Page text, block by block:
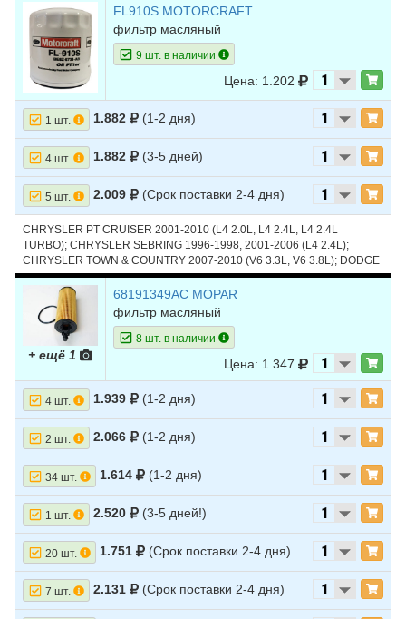
DODGE STRATUS 1995-2006 (L4 2.4L, L4 2.4L TURBO); FORD
ESCAPE 2005-2016 (L4 2.3L, L4 2.5L); FORD FOCUS 2004-2007 (L4
2.0L, L4 2.3L); JEEP LIBERTY 2002-2005 (L4 2.4L); JEEP WRANGLER
2003-2011 (L4 2.4L, V6 3.8L); ГАЗ VOLGA SIBER 2008-2010 (L4 2.4L)
FL910S MOTORCRAFT
фильтр масляный
9 шт. в наличии
Цена: 1.202
1 шт. 1.882 (1-2 дня)
4 шт. 1.882 (3-5 дней)
5 шт. 2.009 (Срок поставки 2-4 дня)
CHRYSLER PT CRUISER 2001-2010 (L4 2.0L, L4 2.4L, L4 2.4L
TURBO); CHRYSLER SEBRING 1996-1998, 2001-2006 (L4 2.4L);
CHRYSLER TOWN & COUNTRY 2007-2010 (V6 3.3L, V6 3.8L); DODGE
CARAVAN 1996-2006 (L4 2.4L); DODGE NEON 1995-2005 (L4 2.0L);
DODGE STRATUS 1995-2006 (L4 2.4L, L4 2.4L TURBO); FORD
ESCAPE 2005-2013, 2017-2019 (L4 1.5L TURBO, L4 2.3L HYBRID, L4
2.5L) VIN:6 VIN:D; FORD EXPLORER 2012-2015 (L4 2.0L TURBO);
FORD FOCUS 2004-2007 (L4 2.0L, L4 2.3L); JEEP LIBERTY 2002-2005
(L4 2.4L); JEEP WRANGLER 2003-2011 (L4 2.4L, V6 3.8L); ГАЗ VOLGA
+ ещё 1
68191349AC MOPAR
фильтр масляный
8 шт. в наличии
Цена: 1.347
4 шт. 1.939 (1-2 дня)
2 шт. 2.066 (1-2 дня)
34 шт. 1.614 (1-2 дня)
1 шт. 2.520 (3-5 дней!)
20 шт. 1.751 (Срок поставки 2-4 дня)
7 шт. 2.131 (Срок поставки 2-4 дня)